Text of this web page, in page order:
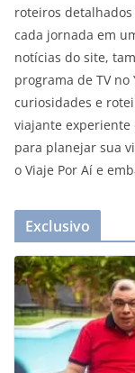
roteiros
cada jornada em
notícias do site,
programa de TV
curiosidades e
viajante
para planejar sua
o Viaje Por Aí e
Exclusivo